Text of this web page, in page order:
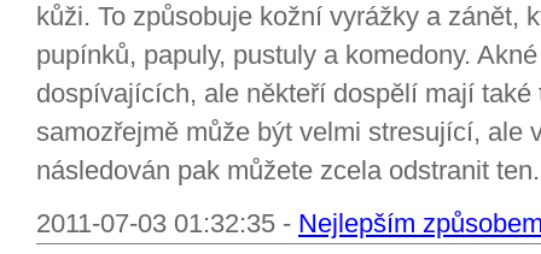
kůži. To způsobuje kožní vyrážky a zánět,
pupínků, papuly, pustuly a komedony.
dospívajících, ale někteří dospělí mají
samozřejmě může být velmi stresující, ale
následován pak můžete zcela odstranit
2011-07-03 01:32:35 - Nejlepším